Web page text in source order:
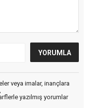
veya imalar, inançlara
yazılmış yorumlar